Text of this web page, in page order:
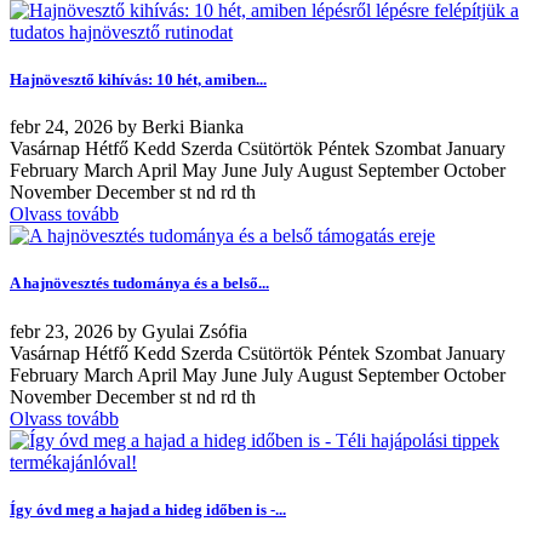
Hajnövesztő kihívás: 10 hét, amiben...
febr 24, 2026 by Berki Bianka
Vasárnap Hétfő Kedd Szerda Csütörtök Péntek Szombat January
February March April May June July August September October
November December st nd rd th
Olvass tovább
A hajnövesztés tudománya és a belső...
febr 23, 2026 by Gyulai Zsófia
Vasárnap Hétfő Kedd Szerda Csütörtök Péntek Szombat January
February March April May June July August September October
November December st nd rd th
Olvass tovább
Így óvd meg a hajad a hideg időben is -...